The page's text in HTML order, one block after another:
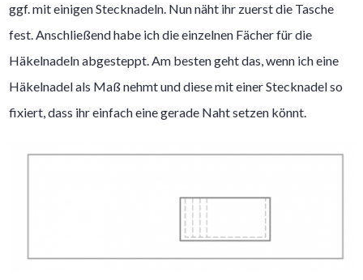
ggf. mit einigen Stecknadeln. Nun näht ihr zuerst die Tasche
fest. Anschließend habe ich die einzelnen Fächer für die
Häkelnadeln abgesteppt. Am besten geht das, wenn ich eine
Häkelnadel als Maß nehmt und diese mit einer Stecknadel so
fixiert, dass ihr einfach eine gerade Naht setzen könnt.